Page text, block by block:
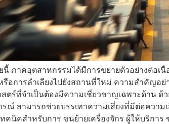
นี้ ภาคอุตสาหกรรมได้มีการขยายตัวอย่างต่อเนื่
รือการลำเลียงไปยังสถานที่ใหม่ ความสำคัญอ
สตร์ที่จำเป็นต้องมีความเชี่ยวชาญเฉพาะด้าน
รณ์ สามารถช่วยบรรเทาความเสี่ยงที่มีต่อควา
ทคนิคสำหรับการ ขนย้ายเครื่องจักร ผู้ให้บริกา